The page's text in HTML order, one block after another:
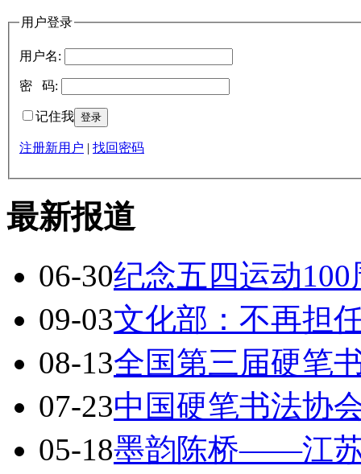
用户登录
用户名:
密 码:
记住我
注册新用户 找回密码
最新报道
06-30纪念五四运动
09-03文化部：不再担
08-13全国第三届硬笔
07-23中国硬笔书法协
05-18墨韵陈桥——江